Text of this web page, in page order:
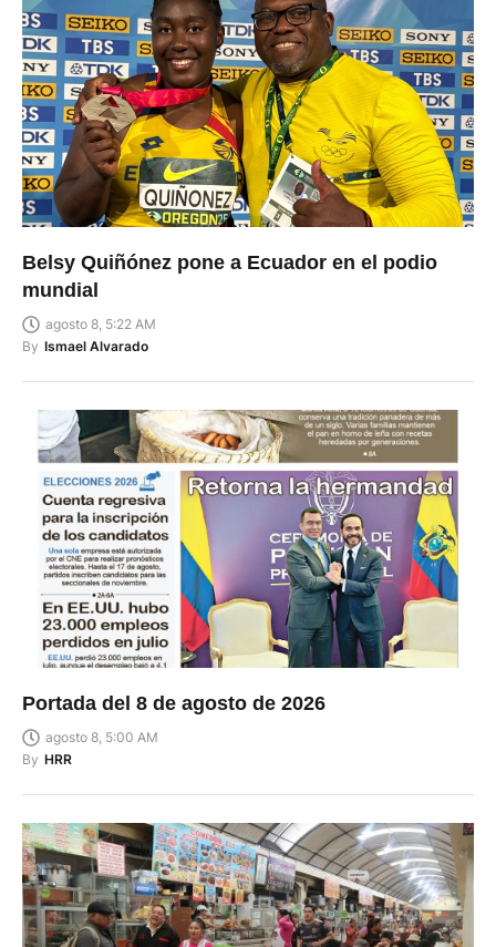
Belsy Quiñónez pone a Ecuador en el podio
mundial
agosto 8, 5:22 AM
By Ismael Alvarado
Portada del 8 de agosto de 2026
agosto 8, 5:00 AM
By HRR